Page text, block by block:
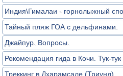
Индия\Гималаи - горнолыжный
Тайный пляж ГОА с дельфинами.
Джайпур. Вопросы.
Рекомендация гида в Кочи. Тук-тук
Треккинг в Дхарамсале (Триунд)